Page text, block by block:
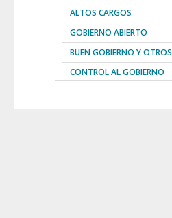
ALTOS CARGOS
GOBIERNO ABIERTO
BUEN GOBIERNO Y OTROS
CONTROL AL GOBIERNO